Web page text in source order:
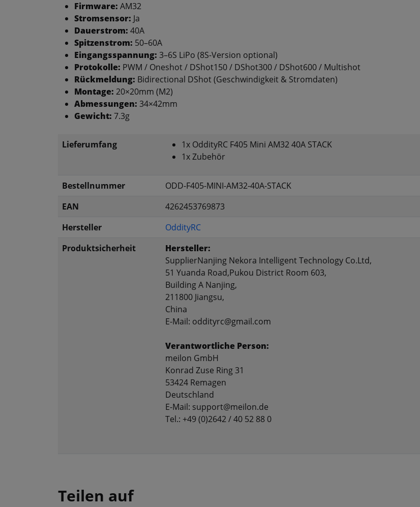
Firmware: AM32
Stromsensor: Ja
Dauerstrom: 40A
Spitzenstrom: 50–60A
Eingangsspannung: 3–6S LiPo (8S-Version optional)
Protokolle: PWM / Oneshot / DShot150 / DShot300 / DShot600 / Multishot
Rückmeldung: Bidirectional DShot (Geschwindigkeit & Stromdaten)
Montage: 20×20mm (M2)
Abmessungen: 34×42mm
Gewicht: 7.3g
Lieferumfang
1x OddityRC F405 Mini AM32 40A STACK
1x Zubehör
Bestellnummer
ODD-F405-MINI-AM32-40A-STACK
EAN
4262453769873
Hersteller
OddityRC
Produktsicherheit
Hersteller:
SupplierNanjing Nekora Intelligent Technology Co.Ltd,
51 Yuanda Road,Pukou District Room 603,
Building A Nanjing,
211800 Jiangsu,
China
E-Mail: oddityrc@gmail.com
Verantwortliche Person:
meilon GmbH
Konrad Zuse Ring 31
53424 Remagen
Deutschland
E-Mail: support@meilon.de
Tel.: +49 (0)2642 / 40 52 88 0
Teilen auf